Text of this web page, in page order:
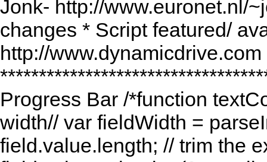
Jonk- http://www.euronet.nl/
changes * Script featured/
http://
Progress Bar /*function
width// var fieldWidth =
field.value.length; // trim the